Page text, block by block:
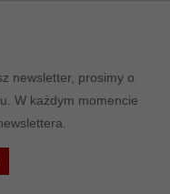
newsletter, prosimy o
W każdym momencie